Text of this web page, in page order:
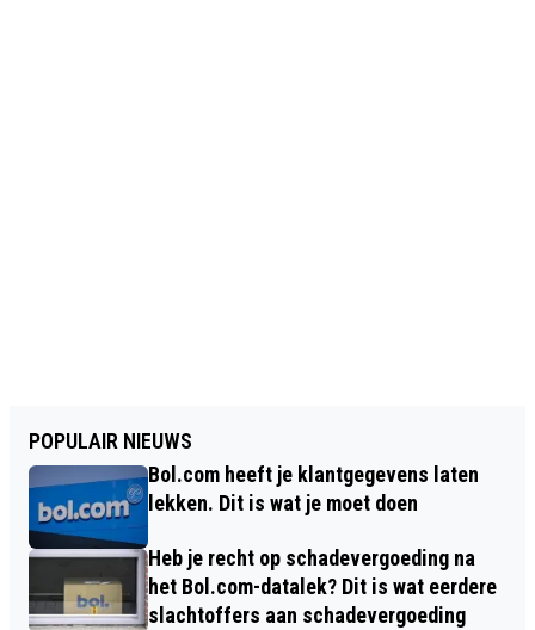
POPULAIR NIEUWS
Bol.com heeft je klantgegevens laten
lekken. Dit is wat je moet doen
Heb je recht op schadevergoeding na
het Bol.com-datalek? Dit is wat eerdere
slachtoffers aan schadevergoeding